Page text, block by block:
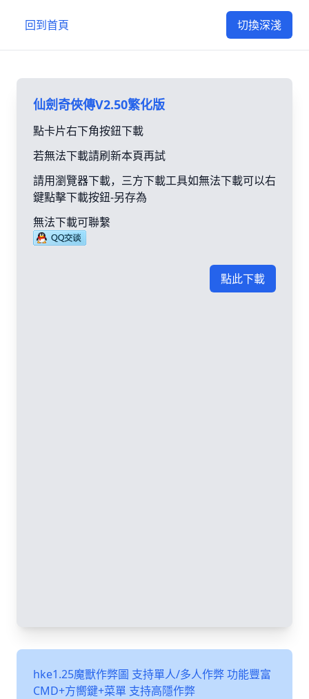
回到首頁 切換深淺
仙劍奇俠傳V2.50繁化版
點卡片右下角按鈕下載
若無法下載請刷新本頁再試
請用瀏覽器下載，三方下載工具如無法下載可以右
鍵點擊下載按鈕-另存為
無法下載可聯繫
點此下載
hke1.25魔獸作弊圖 支持單人/多人作弊 功能豐富
CMD+方嚮鍵+菜單 支持高隱作弊